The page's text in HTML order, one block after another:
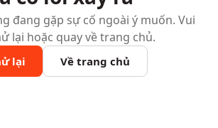
đang gặp sự cố ngoài ý muốn. Vui
lại hoặc quay về trang chủ.
lại Về trang chủ